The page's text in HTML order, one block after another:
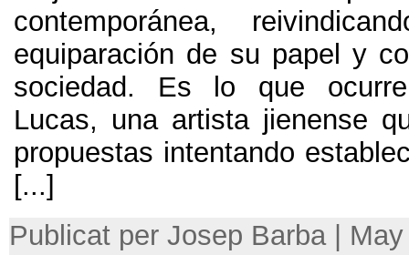
contemporánea,
equiparación de su papel y
sociedad. Es lo que
Lucas, una artista jienense
propuestas intentando
[...]
Publicat per Josep Barba | May